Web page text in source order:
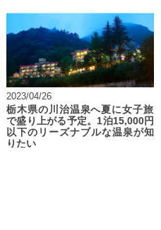
2023/04/26
栃木県の川治温泉へ夏に女子旅
で盛り上がる予定。1泊15,000円
以下のリーズナブルな温泉が知
りたい